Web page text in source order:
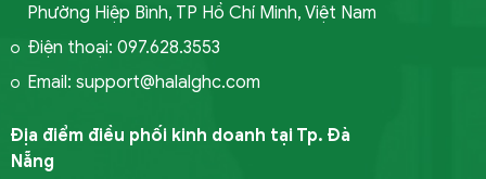
Phường Hiệp Bình, TP Hồ Chí Minh, Việt Nam
Điện thoại: 097.628.3553
Email: support@halalghc.com
Địa điểm điều phối kinh doanh tại Tp. Đà
Nẵng